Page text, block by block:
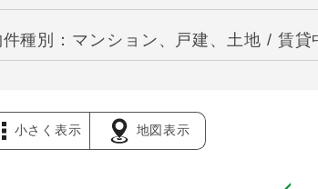
種別：マンション、戸建、土地 / 賃貸
小さく表示 地図表示